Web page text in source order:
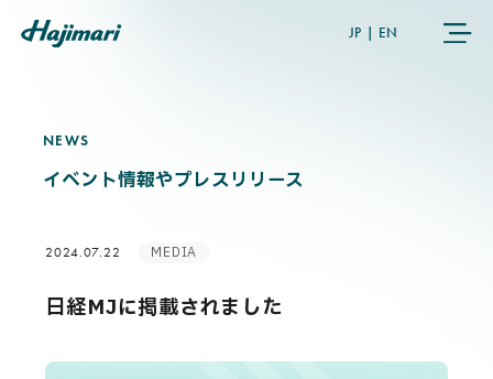
JP EN
COMPANY
NEWS
USER’S VOICE
NEWS
NEWS
イベント情報やプレスリリース
2024.07.22 MEDIA
日経MJに掲載されました